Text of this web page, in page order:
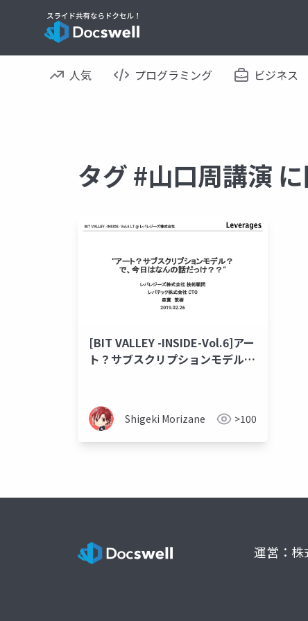
人気 プログラミング ビジネス
タグ #山口周講演
[BIT VALLEY -INSIDE-Vol.6]アー
ト？サブスクリプションモデル？
Shigeki Morizane >100
運営：株